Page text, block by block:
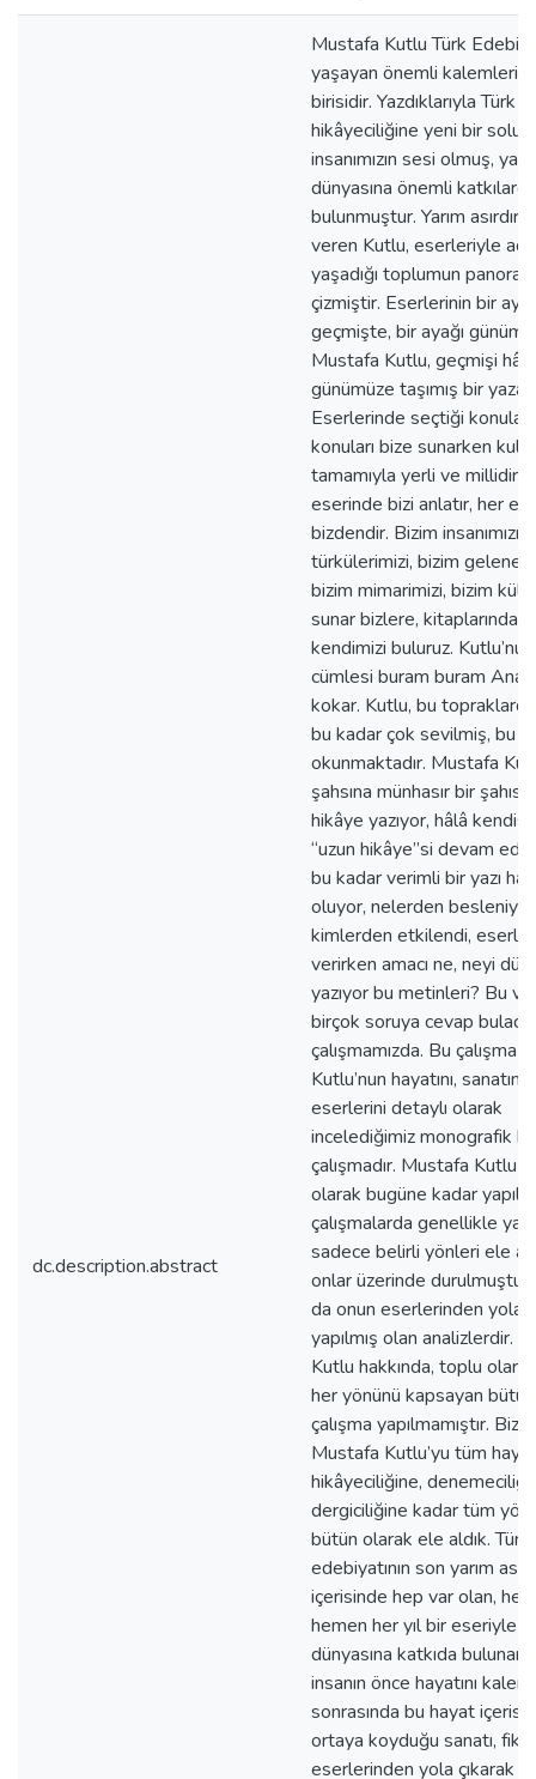
dc.description.abstract
Mustafa Kutlu Türk
yaşayan önemli
birisidir. Yazdıklarıyla Türk
hikâyeciliğine yeni bir
insanımızın sesi olmuş,
dünyasına önemli katkılarda
bulunmuştur. Yarım asırdır
veren Kutlu, eserleriyle
yaşadığı toplumun
çizmiştir. Eserlerinin bir
geçmişte, bir ayağı
Mustafa Kutlu, geçmişi hâl
günümüze taşımış bir
Eserlerinde seçtiği
konuları bize sunarken
tamamıyla yerli ve millidir.
eserinde bizi anlatır, her
bizdendir. Bizim insanımızı,
türkülerimizi, bizim
bizim mimarimizi, bizim
sunar bizlere, kitaplarında
kendimizi buluruz.
cümlesi buram buram
kokar. Kutlu, bu
bu kadar çok sevilmiş, bu
okunmaktadır. Mustafa
şahsına münhasır bir
hikâye yazıyor, hâlâ
“uzun hikâye”si devam
bu kadar verimli bir yazı
oluyor, nelerden
kimlerden etkilendi,
verirken amacı ne, neyi
yazıyor bu metinleri? Bu
birçok soruya cevap
çalışmamızda. Bu çalışma
Kutlu’nun hayatını, sanatını,
eserlerini detaylı olarak
incelediğimiz monografik bir
çalışmadır. Mustafa Kutlu
olarak bugüne kadar
çalışmalarda genellikle
sadece belirli yönleri ele
onlar üzerinde
da onun eserlerinden yola
yapılmış olan analizlerdir.
Kutlu hakkında, toplu
her yönünü kapsayan
çalışma yapılmamıştır. Biz
Mustafa Kutlu’yu tüm
hikâyeciliğine,
dergiciliğine kadar tüm
bütün olarak ele aldık. Türk
edebiyatının son yarım
içerisinde hep var olan,
hemen her yıl bir eseriyle
dünyasına katkıda bulunan
insanın önce hayatını
sonrasında bu hayat
ortaya koyduğu sanatı,
eserlerinden yola çıkarak